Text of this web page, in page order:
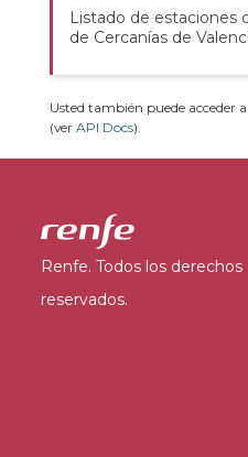
Listado de estaciones
de Cercanías de
Usted también puede acceder
(ver API Docs).
Renfe. Todos los derechos
reservados.